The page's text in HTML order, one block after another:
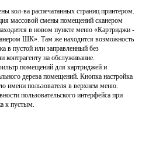
кол-ва распечатанных страниц принтером.
массовой смены помещений сканером
в новом пункте меню «Картриджи -
ШК». Там же находится возможность
в пустой или заправленный без
контрагенту на обслуживание.
помещений для картриджей и
дерева помещений. Кнопка настройка
имени пользователя в верхнем меню.
пользовательского интерфейса при
к пустым.